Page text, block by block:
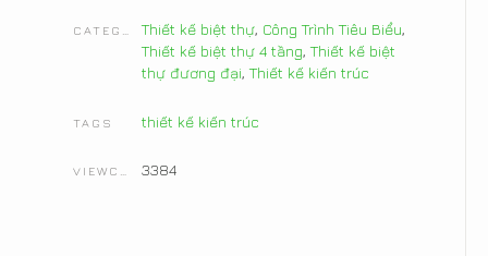
Thiết kế biệt thự, Công Trình Tiêu Biểu,
Thiết kế biệt thự 4 tầng, Thiết kế biệt
thự đương đại, Thiết kế kiến trúc
TAGS thiết kế kiến trúc
3384